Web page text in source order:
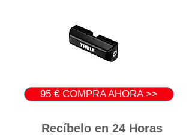
95 € COMPRA AHORA >>
Recíbelo en 24 Horas